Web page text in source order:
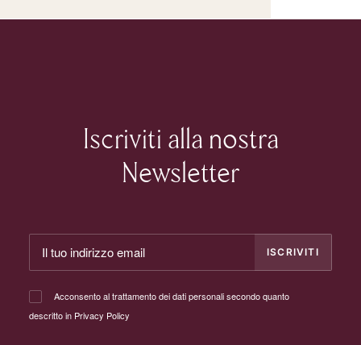
Iscriviti alla nostra
Newsletter
Acconsento al trattamento dei dati personali secondo quanto
descritto in Privacy Policy